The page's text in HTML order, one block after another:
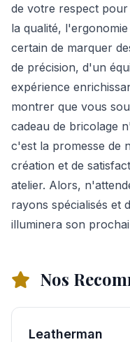
de votre respect
la qualité,
certain de marquer
de précision, d'un
expérience
montrer que vous
cadeau de bricolage
c'est la promesse de
création et de
atelier. Alors,
rayons spécialisés et
illuminera son
Nos
Leatherman